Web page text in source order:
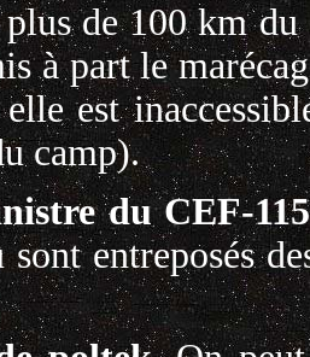
plus de 100 km
à part le
est
camp).
du CEF-
sont entreposés